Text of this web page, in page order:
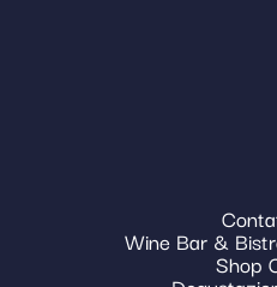
Wine Bar &
Shop